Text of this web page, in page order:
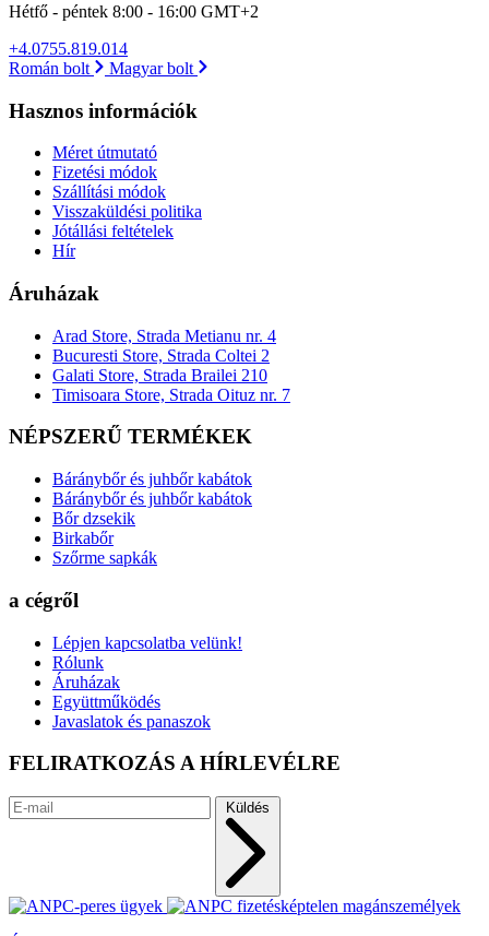
Hétfő - péntek 8:00 - 16:00 GMT+2
+4.0755.819.014
Román bolt
Magyar bolt
Hasznos információk
Méret útmutató
Fizetési módok
Szállítási módok
Visszaküldési politika
Jótállási feltételek
Hír
Áruházak
Arad Store, Strada Metianu nr. 4
Bucuresti Store, Strada Coltei 2
Galati Store, Strada Brailei 210
Timisoara Store, Strada Oituz nr. 7
NÉPSZERŰ TERMÉKEK
Báránybőr és juhbőr kabátok
Báránybőr és juhbőr kabátok
Bőr dzsekik
Birkabőr
Szőrme sapkák
a cégről
Lépjen kapcsolatba velünk!
Rólunk
Áruházak
Együttműködés
Javaslatok és panaszok
FELIRATKOZÁS A HÍRLEVÉLRE
Küldés